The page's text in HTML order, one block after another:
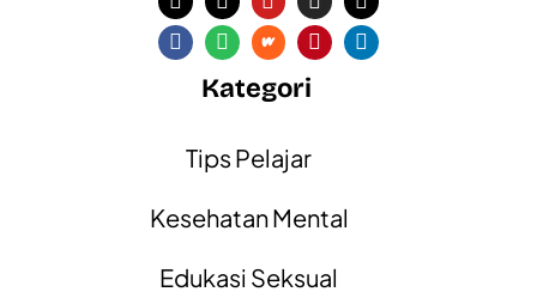
Kategori
Tips Pelajar
Kesehatan Mental
Edukasi Seksual